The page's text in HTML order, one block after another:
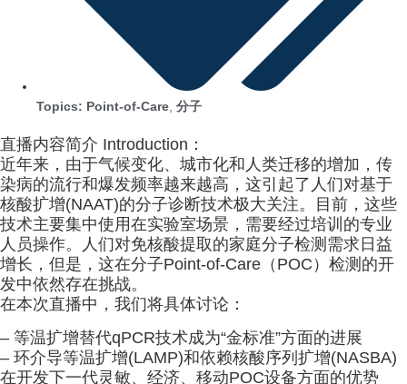
Topics: Point-of-Care, 分子
直播内容简介 Introduction：
近年来，由于气候变化、城市化和人类迁移的增加，传
染病的流行和爆发频率越来越高，这引起了人们对基于
核酸扩增(NAAT)的分子诊断技术极大关注。目前，这些
技术主要集中使用在实验室场景，需要经过培训的专业
人员操作。人们对免核酸提取的家庭分子检测需求日益
增长，但是，这在分子Point-of-Care（POC）检测的开
发中依然存在挑战。
在本次直播中，我们将具体讨论：
– 等温扩增替代qPCR技术成为“金标准”方面的进展
– 环介导等温扩增(LAMP)和依赖核酸序列扩增(NASBA)
在开发下一代灵敏、经济、移动POC设备方面的优势